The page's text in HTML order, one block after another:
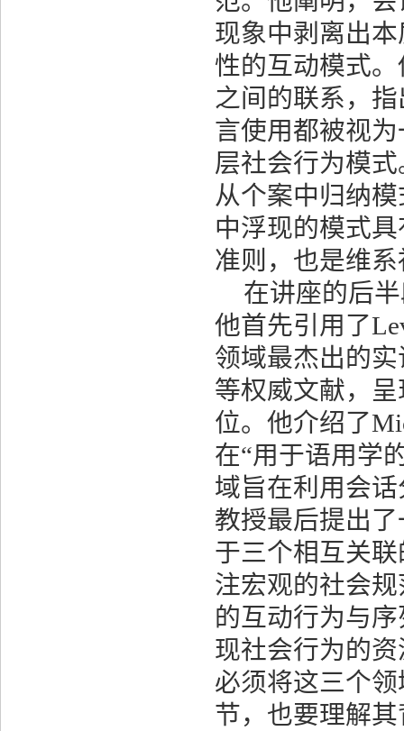
现象中剥离出
性的互动模式
之间的联系，
言使用都被视
层社会行为模
从个案中归纳
中浮现的模式
准则，也是维
在讲座的后
他首先引用了
领域最杰出的
等权威文献，
位。他介绍了
在“用于语用学
域旨在利用会
教授最后提出
于三个相互关
注宏观的社会
的互动行为与
现社会行为的
必须将这三个
节，也要理解